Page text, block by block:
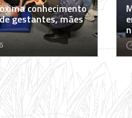
conhecimento
gestantes, mães